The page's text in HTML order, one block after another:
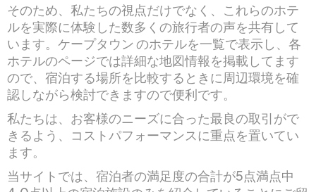
そのため、私たちの視点だけでなく、これらのホテ
ルを実際に体験した数多くの旅行者の声を共有して
います。ケープタウン のホテルを一覧で表示し、各
ホテルのページでは詳細な地図情報を掲載してます
ので、宿泊する場所を比較するときに周辺環境を確
認しながら検討できますので便利です。
私たちは、お客様のニーズに合った最良の取引がで
きるよう、コストパフォーマンスに重点を置いてい
ます。
当サイトでは、宿泊者の満足度の合計が5点満点中